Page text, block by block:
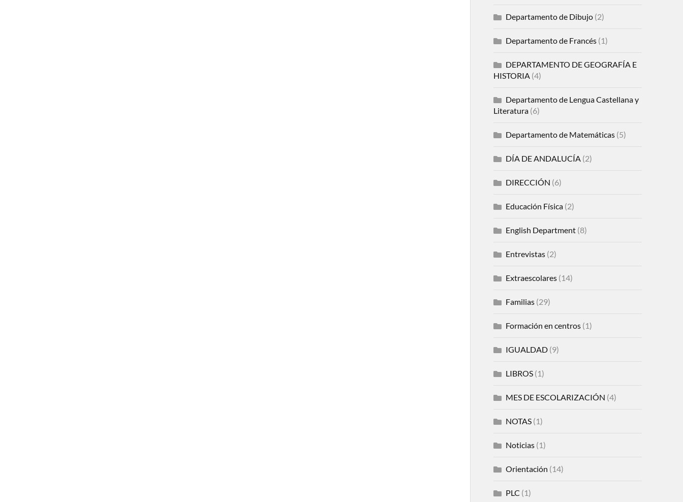
Departamento de Dibujo(2)
Departamento de Francés(1)
DEPARTAMENTO DE GEOGRAFÍA E
HISTORIA (4)
Departamento de Lengua Castellana y
Literatura(6)
Departamento de Matemáticas(5)
DÍA DE ANDALUCÍA (2)
DIRECCIÓN (6)
Educación Física(2)
English Department(8)
Entrevistas(2)
Extraescolares(14)
Familias(29)
Formación en centros(1)
IGUALDAD(9)
LIBROS(1)
MES DE ESCOLARIZACIÓN (4)
NOTAS(1)
Noticias(1)
Orientación (14)
PLC (1)